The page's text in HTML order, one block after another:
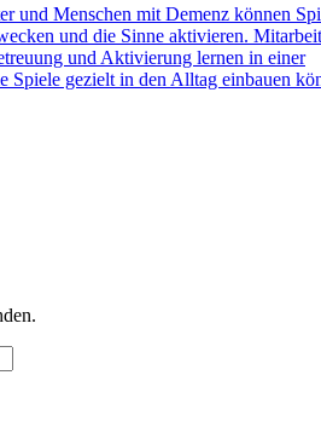
und Menschen mit Demenz können
und die Sinne aktivieren.
und Aktivierung lernen in einer
Spiele gezielt in den Alltag einbauen